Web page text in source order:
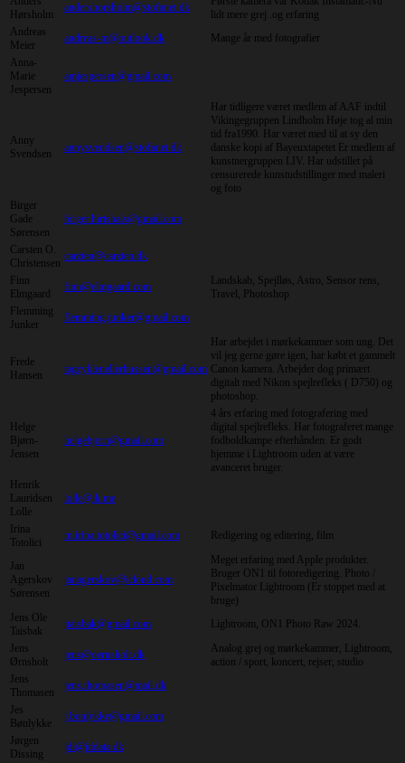
Hørsholm
andershorsholm@stofanet.dk
lidt mere grej .og erfaring
Andreas
Meier
andreas-m@outlook.dk
Mange år med fotografier
Anna-
Marie
Jespersen
amjespersen@gmail.com
Anny
Svendsen
annysvendsen@stofanet.dk
Har tidligere været medlem af AAF indtil
Vikingegruppen Lindholm Høje tog al min
tid fra1990. Har været med til at sy den
danske kopi af Bayeuxtapetet Er medlem af
kunstnergruppen LIV. Har udstillet på
censurerede kunstudstillinger med maleri
og foto
Birger
Gade
Sørensen
birger.hirtshals@gmail.com
Carsten O.
Christensen
carzten@carzten.dk
Finn
Elmgaard
finn@elmgaard.com
Landskab, Spejlløs, Astro, Sensor rens,
Travel, Photoshop
Flemming
Junker
flemming.junker@gmail.com
Frede
Hansen
tagcyklenellerbussen@gmail.com
Har arbejdet i mørkekammer som ung. Det
vil jeg gerne gøre igen, har købt et gammelt
Canon kamera. Arbejder dog primært
digitalt med Nikon spejlrefleks ( D750) og
photoshop.
Helge
Bjørn-
Jensen
helgebjorn@gmail.com
4 års erfaring med fotografering med
digital spejlrefleks. Har fotograferet mange
fodboldkampe efterhånden. Er godt
hjemme i Lightroom uden at være
avanceret bruger.
Henrik
Lauridsen
Lolle
lolle@ik.me
Irina
Totolici
m.irina.totolici@gmail.com Redigering og editering, film
Jan
Agerskov
Sørensen
janagerskov@icloud.com
Meget erfaring med Apple produkter.
Bruger ON1 til fotoredigering. Photo /
Pixelmator Lightroom (Er stoppet med at
bruge)
Jens Ole
Taisbak
jtaisbak@gmail.com
Lightroom, ON1 Photo Raw 2024.
Jens
Ørnsholt
jens@oernsholt.dk
Analog grej og mørkekammer, Lightroom,
action / sport, koncert, rejser, studio
Jens
Thomasen
jens.thomasen@mail.dk
Jes
Bønlykke
j.bonlykke@gmail.com
Jørgen
Dissing
jdi@jddata.dk